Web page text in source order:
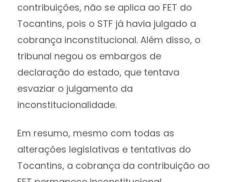
contribuições, não se aplica ao FET do
Tocantins, pois o STF já havia julgado a
cobrança inconstitucional. Além disso, o
tribunal negou os embargos de
declaração do estado, que tentava
esvaziar o julgamento da
inconstitucionalidade.
Em resumo, mesmo com todas as
alterações legislativas e tentativas do
Tocantins, a cobrança da contribuição ao